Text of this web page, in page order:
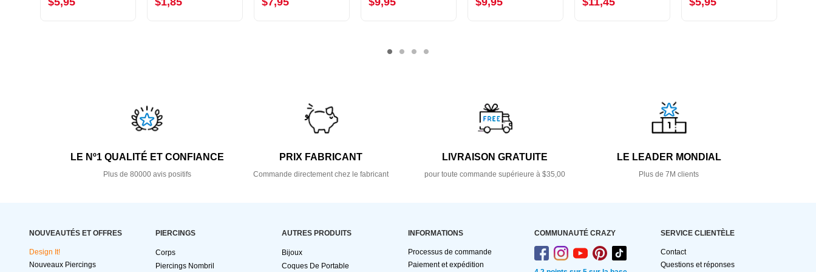
LE Nº1 QUALITÉ ET CONFIANCE
Plus de 80000 avis positifs
PRIX FABRICANT
Commande directement chez le fabricant
LIVRAISON GRATUITE
pour toute commande supérieure à $35,00
LE LEADER MONDIAL
Plus de 7M clients
NOUVEAUTÉS ET OFFRES
Design It!
Nouveaux Piercings
PIERCINGS
Corps
Piercings Nombril
AUTRES PRODUITS
Bijoux
Coques De Portable
INFORMATIONS
Processus de commande
Paiement et expédition
COMMUNAUTÉ CRAZY SERVICE CLIENTÈLE
Contact
Questions et réponses